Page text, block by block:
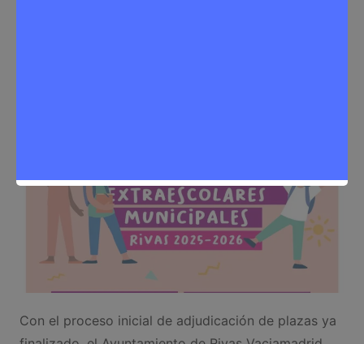
Con el proceso inicial de adjudicación de plazas ya